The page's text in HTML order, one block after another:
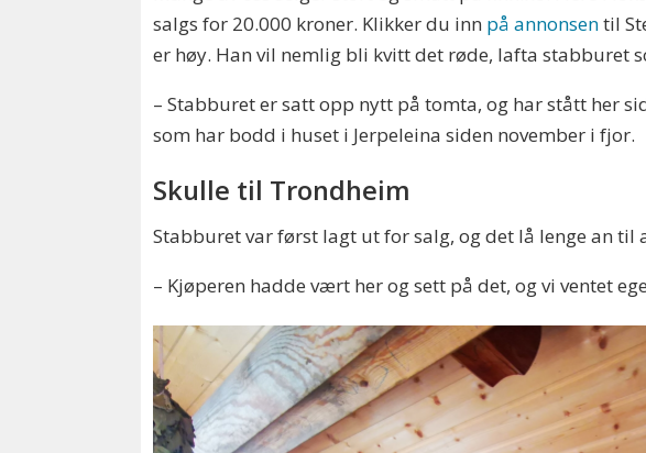
salgs for 20.000 kroner. Klikker du inn på annonsentil
er høy. Han vil nemlig bli kvitt det røde, lafta stabburet
– Stabburet er satt opp nytt på tomta, og har stått her
som har bodd i huset i Jerpeleina siden november i fjor.
Skulle til Trondheim
Stabburet var først lagt ut for salg, og det lå lenge an til
– Kjøperen hadde vært her og sett på det, og vi ventet